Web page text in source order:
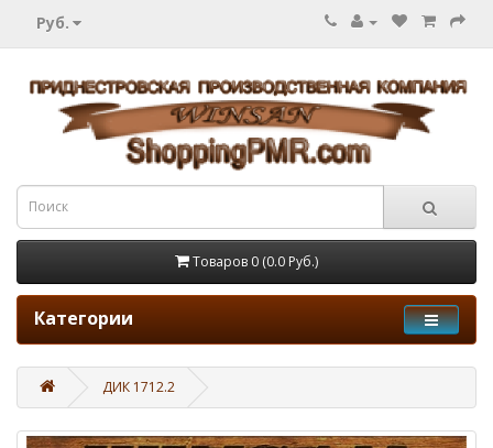
Руб.
Товаров 0 (0.0 Руб.)
Категории
ДИК 1712.2